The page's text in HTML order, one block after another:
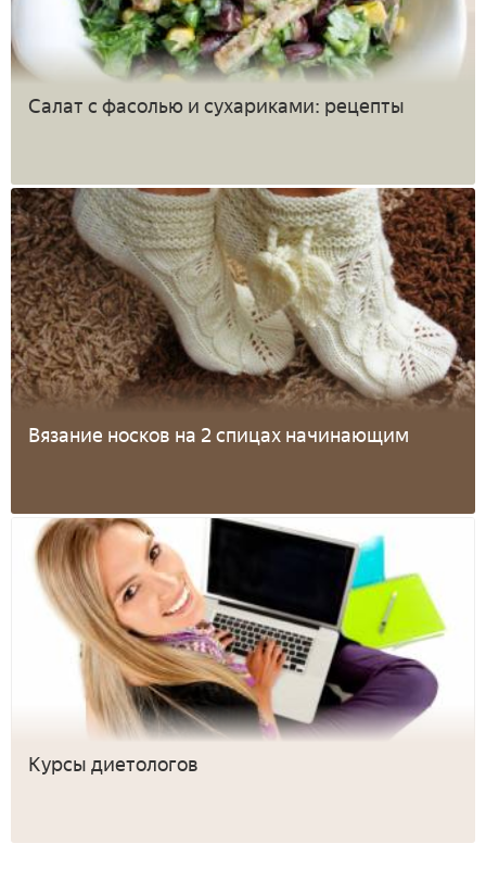
Салат с фасолью и сухариками: рецепты
Вязание носков на 2 спицах начинающим
Курсы диетологов